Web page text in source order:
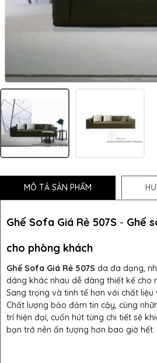
MÔ TẢ SẢN PHẨM
Ghế Sofa Giá Rẻ 507S - Ghế
cho phòng khách
Ghế Sofa Giá Rẻ 507S da đa dạng,
dáng khác nhau dễ dàng thiết kế cho
Sang trọng và tinh tế hơn với chất liệu
Chất lượng bảo đảm tin cậy, cùng
trí hiện đại, cuốn hút từng chi tiết sẽ
bạn trở nên ấn tượng hơn bao giờ hết.